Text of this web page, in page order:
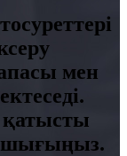
мен
қатысты
шығыңыз.